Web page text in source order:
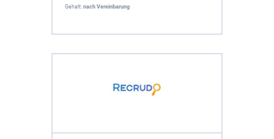
Gehalt: nach Vereinbarung